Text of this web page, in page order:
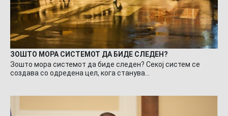
ЗОШТО МОРА СИСТЕМОТ ДА БИДЕ СЛЕДЕН?
Зошто мора системот да биде следен? Секој систем се
создава со одредена цел, кога станува…